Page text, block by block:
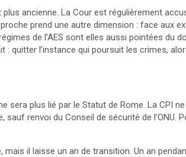
ancienne. La Cour est régulièrement
prend une autre dimension : face aux
de l’AES sont elles aussi pointées du
: quitter l’instance qui poursuit les crimes,
sera plus lié par le Statut de Rome. La CPI
sauf renvoi du Conseil de sécurité de l’ONU.
il laisse un an de transition. Un an